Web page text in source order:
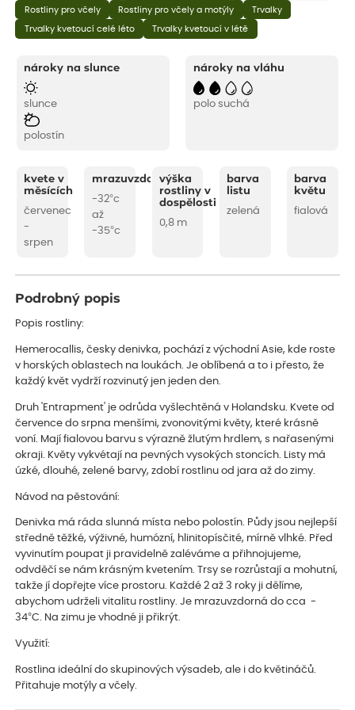
Rostliny pro včely Rostliny pro včely a motýly Trvalky
Trvalky kvetoucí celé léto Trvalky kvetoucí v létě
nároky na slunce
slunce
polostín
nároky na vláhu
polo suchá
kvete v
měsících
červenec
-
srpen
mrazuvzdornost
-32°c
až
-35°c
výška
rostliny v
dospělosti
0,8 m
barva
listu
zelená
barva
květu
fialová
Podrobný popis
Popis rostliny:
Hemerocallis, česky denivka, pochází z východní Asie, kde roste
v horských oblastech na loukách. Je oblíbená a to i přesto, že
každý květ vydrží rozvinutý jen jeden den.
Druh 'Entrapment' je odrůda vyšlechtěná v Holandsku. Kvete od
července do srpna menšími, zvonovitými květy, které krásně
voní. Mají fialovou barvu s výrazně žlutým hrdlem, s nařasenými
okraji. Květy vykvétají na pevných vysokých stoncích. Listy má
úzké, dlouhé, zelené barvy, zdobí rostlinu od jara až do zimy.
Návod na pěstování:
Denivka má ráda slunná místa nebo polostín. Půdy jsou nejlepší
středně těžké, výživné, humózní, hlinitopísčité, mírně vlhké. Před
vyvinutím poupat ji pravidelně zaléváme a přihnojujeme,
odvděčí se nám krásným kvetením. Trsy se rozrůstají a mohutní,
takže jí dopřejte více prostoru. Každé 2 až 3 roky ji dělíme,
abychom udrželi vitalitu rostliny. Je mrazuvzdorná do cca -
34°C. Na zimu je vhodné ji přikrýt.
Využití:
Rostlina ideální do skupinových výsadeb, ale i do květináčů.
Přitahuje motýly a včely.